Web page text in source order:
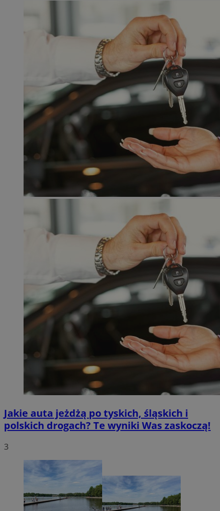
Jakie auta jeżdżą po tyskich, śląskich i
polskich drogach? Te wyniki Was zaskoczą!
3